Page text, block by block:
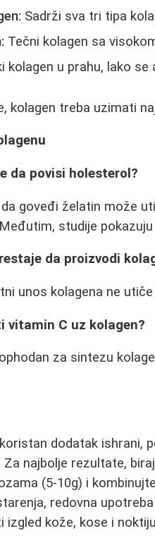
Sadrži sva tri tipa
Tečni kolagen sa
kolagen u prahu, lako se
kolagen treba uzimati
da povisi holesterol?
goveđi želatin može
studije
da proizvodi
unos kolagena ne
vitamin C uz kolagen?
za sintezu
dodatak ishrani,
Za najbolje rezultate,
(5-10g) i
redovna
izgled kože, kose i